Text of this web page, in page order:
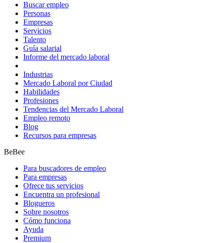
Buscar empleo
Personas
Empresas
Servicios
Talento
Guía salarial
Informe del mercado laboral
Industrias
Mercado Laboral por Ciudad
Habilidades
Profesiones
Tendencias del Mercado Laboral
Empleo remoto
Blog
Recursos para empresas
BeBee
Para buscadores de empleo
Para empresas
Ofrece tus servicios
Encuentra un profesional
Blogueros
Sobre nosotros
Cómo funciona
Ayuda
Premium